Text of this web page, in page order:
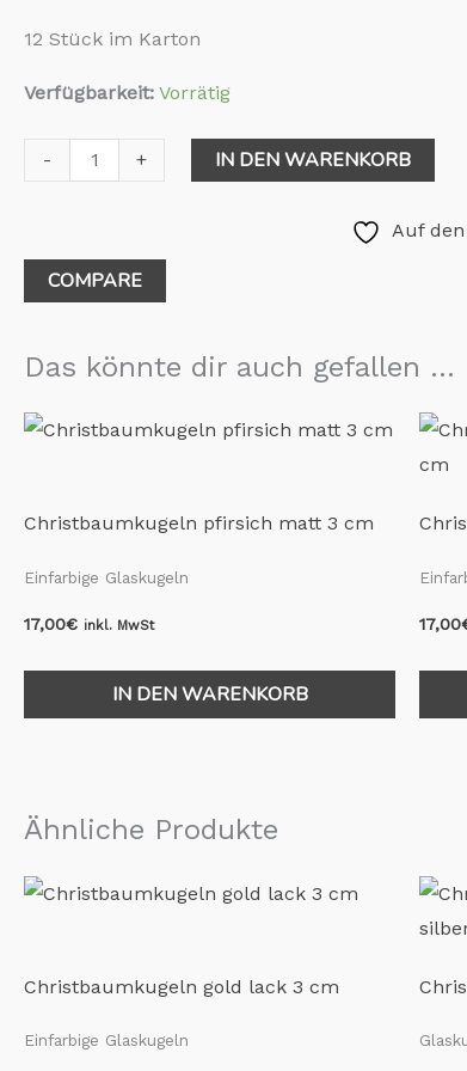
12 Stück im Karton
Verfügbarkeit: Vorrätig
- + IN DEN WARENKORB
Auf
COMPARE
Das könnte dir auch gefallen …
Christbaumkugeln pfirsich matt 3 cm
Einfarbige Glaskugeln
17,00€ inkl. MwSt
IN DEN WARENKORB
17,00
Ähnliche Produkte
Christbaumkugeln gold lack 3 cm
Einfarbige Glaskugeln